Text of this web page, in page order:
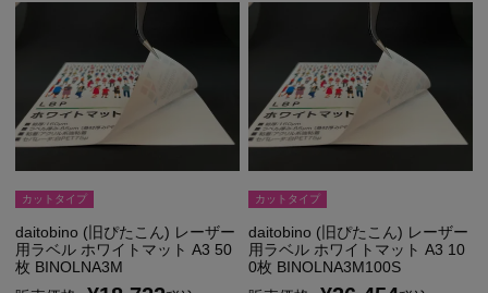
カットタイプ
daitobino (旧ぴたこん) レーザー
用ラベル ホワイトマット A3 50
枚 BINOLNA3M
カットタイプ
daitobino (旧ぴたこん) レーザー
用ラベル ホワイトマット A3 10
0枚 BINOLNA3M100S